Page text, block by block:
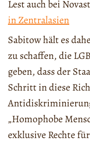
Lest auch bei
in Zentralasien
Sabitow hält es
zu schaffen, die
geben, dass der
Schritt in diese
„Homophobe
exklusive Rechte